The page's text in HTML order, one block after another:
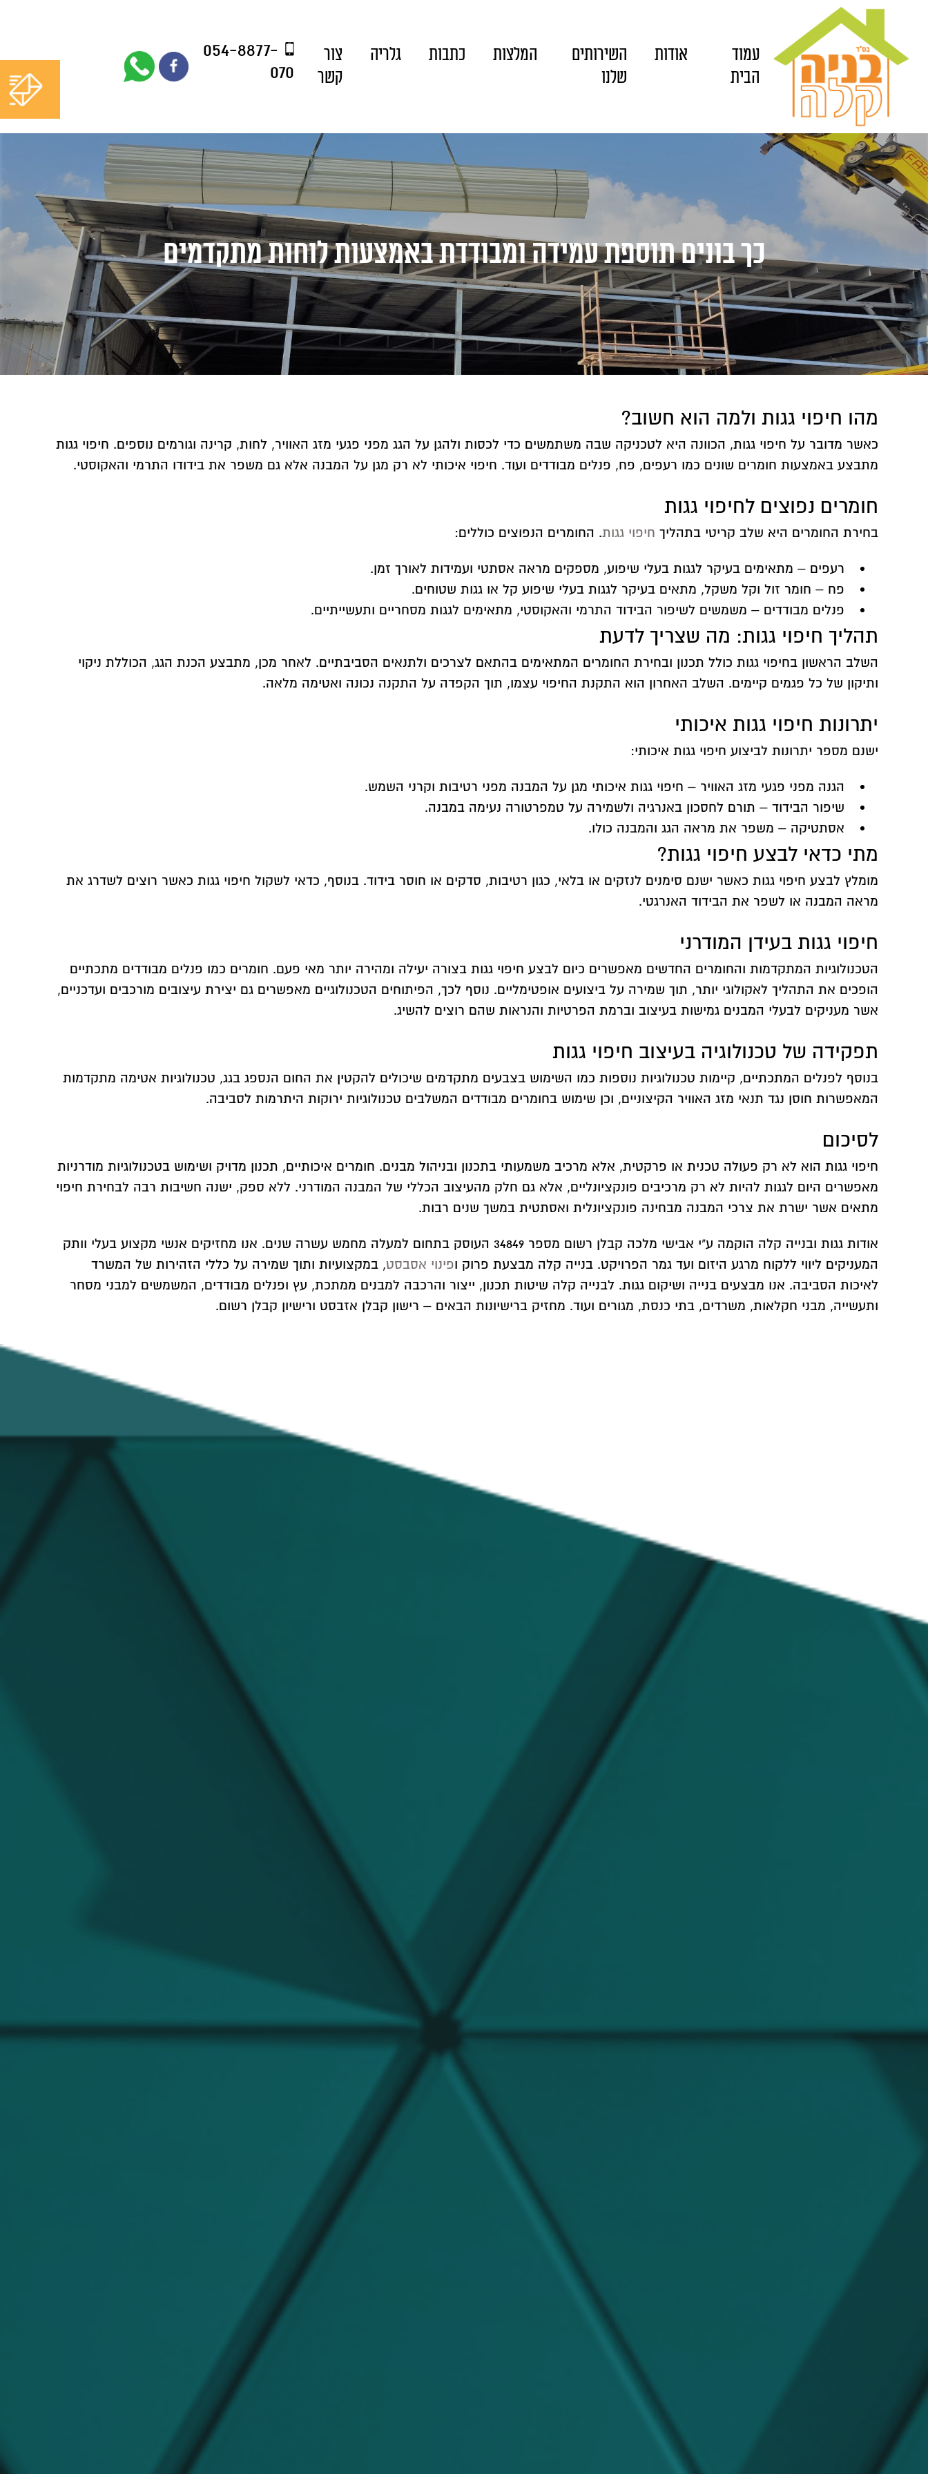
עמוד
הבית
אודות
השירותים
שלנו
המלצות כתבות גלריה
צור
קשר
054-8877-
070
054-8877-
כך בונים תוספת עמידה ומבודדת באמצעות לוחות מתקדמים
מהו חיפוי גגות ולמה הוא חשוב?
כאשר מדובר על חיפוי גגות, הכוונה היא לטכניקה שבה משתמשים כדי לכסות ולהגן על הגג מפני פגעי מזג האוויר, לחות, קרינה וגורמים נוספים. חיפוי גגות
מתבצע באמצעות חומרים שונים כמו רעפים, פח, פנלים מבודדים ועוד. חיפוי איכותי לא רק מגן על המבנה אלא גם משפר את בידודו התרמי והאקוסטי.
חומרים נפוצים לחיפוי גגות
בחירת החומרים היא שלב קריטי בתהליך חיפוי גגות. החומרים הנפוצים כוללים:
רעפים – מתאימים בעיקר לגגות בעלי שיפוע, מספקים מראה אסתטי ועמידות לאורך זמן.
פח – חומר זול וקל משקל, מתאים בעיקר לגגות בעלי שיפוע קל או גגות שטוחים.
פנלים מבודדים – משמשים לשיפור הבידוד התרמי והאקוסטי, מתאימים לגגות מסחריים ותעשייתיים.
תהליך חיפוי גגות: מה שצריך לדעת
השלב הראשון בחיפוי גגות כולל תכנון ובחירת החומרים המתאימים בהתאם לצרכים ולתנאים הסביבתיים. לאחר מכן, מתבצע הכנת הגג, הכוללת ניקוי
ותיקון של כל פגמים קיימים. השלב האחרון הוא התקנת החיפוי עצמו, תוך הקפדה על התקנה נכונה ואטימה מלאה.
יתרונות חיפוי גגות איכותי
ישנם מספר יתרונות לביצוע חיפוי גגות איכותי:
הגנה מפני פגעי מזג האוויר – חיפוי גגות איכותי מגן על המבנה מפני רטיבות וקרני השמש.
שיפור הבידוד – תורם לחסכון באנרגיה ולשמירה על טמפרטורה נעימה במבנה.
אסתטיקה – משפר את מראה הגג והמבנה כולו.
מתי כדאי לבצע חיפוי גגות?
מומלץ לבצע חיפוי גגות כאשר ישנם סימנים לנזקים או בלאי, כגון רטיבות, סדקים או חוסר בידוד. בנוסף, כדאי לשקול חיפוי גגות כאשר רוצים לשדרג את
מראה המבנה או לשפר את הבידוד האנרגטי.
חיפוי גגות בעידן המודרני
הטכנולוגיות המתקדמות והחומרים החדשים מאפשרים כיום לבצע חיפוי גגות בצורה יעילה ומהירה יותר מאי פעם. חומרים כמו פנלים מבודדים מתכתיים
הופכים את התהליך לאקולוגי יותר, תוך שמירה על ביצועים אופטימליים. נוסף לכך, הפיתוחים הטכנולוגיים מאפשרים גם יצירת עיצובים מורכבים ועדכניים,
אשר מעניקים לבעלי המבנים גמישות בעיצוב וברמת הפרטיות והנראות שהם רוצים להשיג.
תפקידה של טכנולוגיה בעיצוב חיפוי גגות
בנוסף לפנלים המתכתיים, קיימות טכנולוגיות נוספות כמו השימוש בצבעים מתקדמים שיכולים להקטין את החום הנספג בגג, טכנולוגיות אטימה מתקדמות
המאפשרות חוסן נגד תנאי מזג האוויר הקיצוניים, וכן שימוש בחומרים מבודדים המשלבים טכנולוגיות ירוקות היתרמות לסביבה.
לסיכום
חיפוי גגות הוא לא רק פעולה טכנית או פרקטית, אלא מרכיב משמעותי בתכנון ובניהול מבנים. חומרים איכותיים, תכנון מדויק ושימוש בטכנולוגיות מודרניות
מאפשרים היום לגגות להיות לא רק מרכיבים פונקציונליים, אלא גם חלק מהעיצוב הכללי של המבנה המודרני. ללא ספק, ישנה חשיבות רבה לבחירת חיפוי
מתאים אשר ישרת את צרכי המבנה מבחינה פונקציונלית ואסתטית במשך שנים רבות.
אודות גגות ובנייה קלה הוקמה ע"י אבישי מלכה קבלן רשום מספר 34849 העוסק בתחום למעלה מחמש עשרה שנים. אנו מחזיקים אנשי מקצוע בעלי וותק
המעניקים ליווי ללקוח מרגע היזום ועד גמר הפרויקט. בנייה קלה מבצעת פרוק ופינוי אסבסט, במקצועיות ותוך שמירה על כללי הזהירות של המשרד
לאיכות הסביבה. אנו מבצעים בנייה ושיקום גגות. לבנייה קלה שיטות תכנון, ייצור והרכבה למבנים ממתכת, עץ ופנלים מבודדים, המשמשים למבני מסחר
ותעשייה, מבני חקלאות, משרדים, בתי כנסת, מגורים ועוד. מחזיק ברישיונות הבאים – רישון קבלן אזבסט ורישיון קבלן רשום.